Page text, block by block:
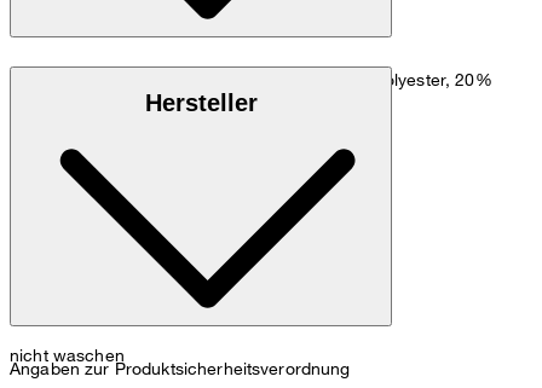
Stretchige, fein strukturierte Qualität aus 78% Polyester, 20%
Viskose und 2% Elasthan
nicht waschen
Hersteller
Angaben zur Produktsicherheitsverordnung